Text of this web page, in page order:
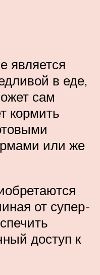
является
в еде,
сам
кормить
или же
от супер-
доступ к